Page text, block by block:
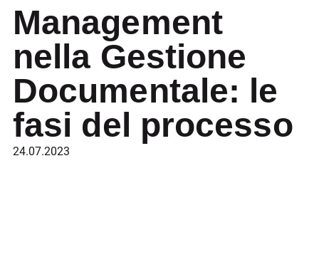
Management
nella Gestione
Documentale: le
fasi del processo
24.07.2023